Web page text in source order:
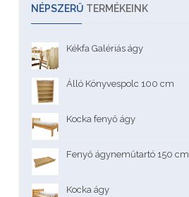
NÉPSZERŰ TERMÉKEINK
Kékfa Galériás ágy
Álló Könyvespolc 100 cm
Kocka fenyő ágy
Fenyő ágyneműtartó 150 cm
Kocka ágy